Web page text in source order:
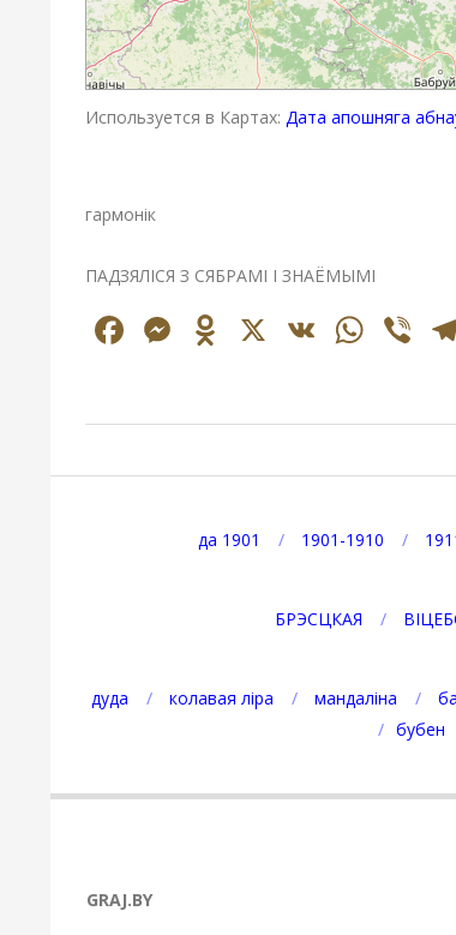
Используется в Картах: Дата апошняга
гармонік
ПАДЗЯЛІСЯ З СЯБРАМІ І ЗНАЁМЫМІ
Facebook
Messenger
X VK
10-
да 1901
1901-1910
БРЭСЦКАЯ
дуда колавая ліра мандаліна
бубен
GRAJ.BY